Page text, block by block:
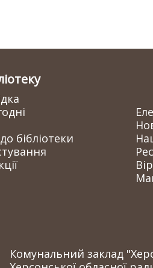
бібліотеки
Комунальний заклад